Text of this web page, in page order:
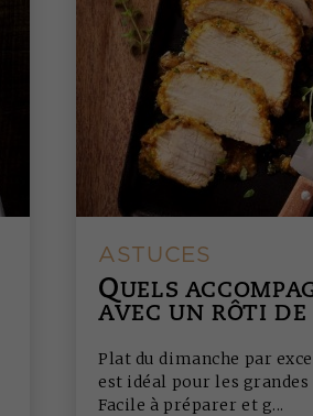
ASTUCES
Q UELS
AVEC UN RÔTI DE
Plat du dimanche par
est idéal pour les grandes
Facile à préparer et g...